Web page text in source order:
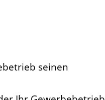
seinen